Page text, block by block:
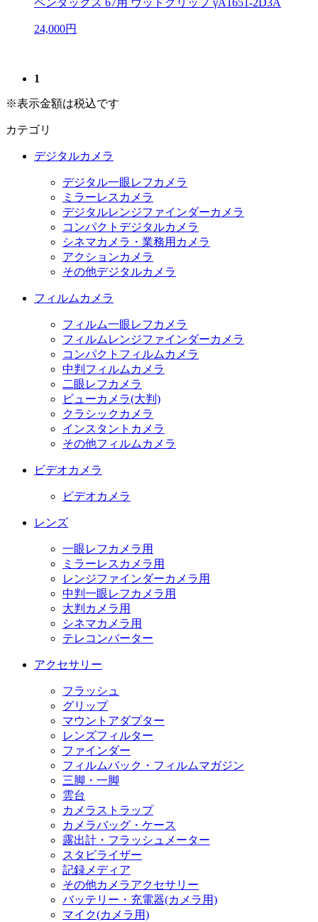
24,000円
1
※表示金額は税込です
カテゴリ
デジタルカメラ
デジタル一眼レフカメラ
ミラーレスカメラ
デジタルレンジファインダーカメラ
コンパクトデジタルカメラ
シネマカメラ・業務用カメラ
アクションカメラ
その他デジタルカメラ
フィルムカメラ
フィルム一眼レフカメラ
フィルムレンジファインダーカメラ
コンパクトフィルムカメラ
中判フィルムカメラ
二眼レフカメラ
ビューカメラ(大判)
クラシックカメラ
インスタントカメラ
その他フィルムカメラ
ビデオカメラ
ビデオカメラ
レンズ
一眼レフカメラ用
ミラーレスカメラ用
レンジファインダーカメラ用
中判一眼レフカメラ用
大判カメラ用
シネマカメラ用
テレコンバーター
アクセサリー
フラッシュ
グリップ
マウントアダプター
レンズフィルター
ファインダー
フィルムバック・フィルムマガジン
三脚・一脚
雲台
カメラストラップ
カメラバッグ・ケース
露出計・フラッシュメーター
スタビライザー
記録メディア
その他カメラアクセサリー
バッテリー・充電器(カメラ用)
マイク(カメラ用)